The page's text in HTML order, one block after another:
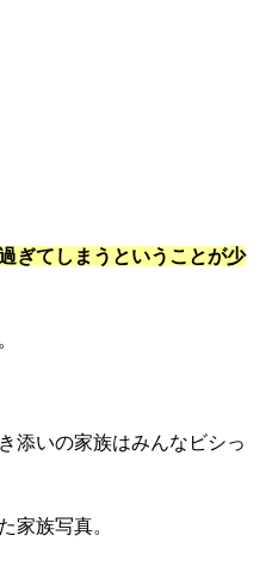
ぎてしまうということが少
添いの家族はみんなビシっ
家族写真。